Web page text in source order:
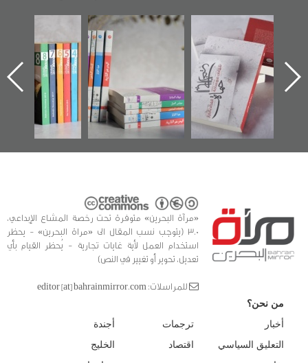
"حماة الباب الأخير":
الإصدار الأول عن
اعتصام الدراز
وأحداث ساحة
الفداء لمركز أوال
للدراسات والتوثيق
تصنيف موضوعي
للوثائق البريطانية
يقدمه «مركز أوال»
في سلسلة من 5
كتب
تصدر حصاد
الساحات 2019
«مرآة البحرين» متوفرة تحت رخصة المشاع الإبداعي،
3.0 (يتوجب نسب المقال الى «مراة البحرين» - يحظر
استخدام العمل لأية غايات تجارية - يُحظر القيام بأي
تعديل، تحوير أو تغيير في النص)
للمراسلات: editor [at] bahrainmirror.com
من نحن؟
أخبار
التعليق السياسي
ترجمات
اقتصاد
أجندة
الخليج